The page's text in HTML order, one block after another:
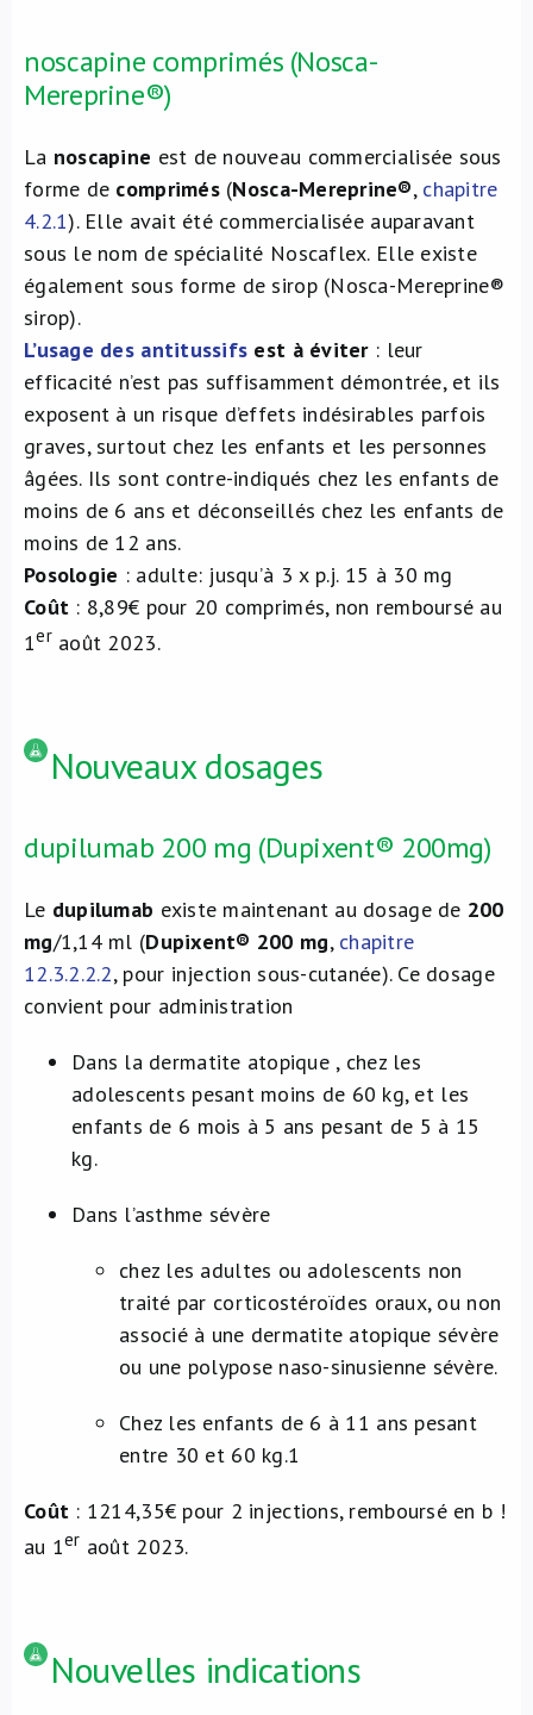
noscapine comprimés (Nosca-
Mereprine®)
La noscapine est de nouveau commercialisée sous
forme de comprimés(Nosca-Mereprine®, chapitre
4.2.1). Elle avait été commercialisée auparavant
sous le nom de spécialité Noscaflex. Elle existe
également sous forme de sirop (Nosca-Mereprine®
sirop).
L’usage des antitussifs est à éviter: leur
efficacité n’est pas suffisamment démontrée, et ils
exposent à un risque d’effets indésirables parfois
graves, surtout chez les enfants et les personnes
âgées. Ils sont contre-indiqués chez les enfants de
moins de 6 ans et déconseillés chez les enfants de
moins de 12 ans.
Posologie : adulte: jusqu’à 3 x p.j. 15 à 30 mg
Coût : 8,89€ pour 20 comprimés, non remboursé au
1eraoût 2023.
Nouveaux dosages
dupilumab 200 mg (Dupixent® 200mg)
Le dupilumab existe maintenant au dosage de 200
mg/1,14 ml (Dupixent® 200 mg, chapitre
12.3.2.2.2, pour injection sous-cutanée). Ce dosage
convient pour administration
Dans la dermatite atopique , chez les
adolescents pesant moins de 60 kg, et les
enfants de 6 mois à 5 ans pesant de 5 à 15
kg.
Dans l’asthme sévère
chez les adultes ou adolescents non
traité par corticostéroïdes oraux, ou non
associé à une dermatite atopique sévère
ou une polypose naso-sinusienne sévère.
Chez les enfants de 6 à 11 ans pesant
entre 30 et 60 kg.1
Coût : 1214,35€ pour 2 injections, remboursé en b !
au 1er août 2023.
Nouvelles indications